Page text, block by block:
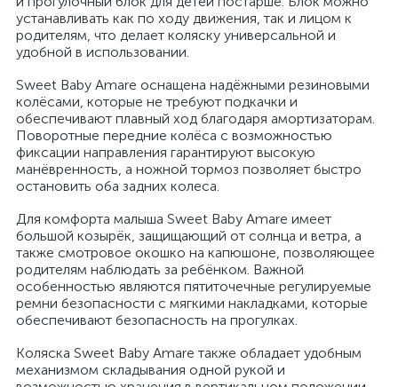
устанавливать как по ходу движения, так и лицом к
родителям, что делает коляску универсальной и
удобной в использовании.
Sweet Baby Amare оснащена надёжными резиновыми
колёсами, которые не требуют подкачки и
обеспечивают плавный ход благодаря амортизаторам.
Поворотные передние колёса с возможностью
фиксации направления гарантируют высокую
манёвренность, а ножной тормоз позволяет быстро
остановить оба задних колеса.
Для комфорта малыша Sweet Baby Amare имеет
большой козырёк, защищающий от солнца и ветра, а
также смотровое окошко на капюшоне, позволяющее
родителям наблюдать за ребёнком. Важной
особенностью являются пятиточечные регулируемые
ремни безопасности с мягкими накладками, которые
обеспечивают безопасность на прогулках.
Коляска Sweet Baby Amare также обладает удобным
механизмом складывания одной рукой и